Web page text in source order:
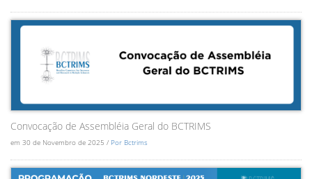
Convocação de Assembléia Geral do BCTRIMS
em 30 de Novembro de 2025 / Por Bctrims